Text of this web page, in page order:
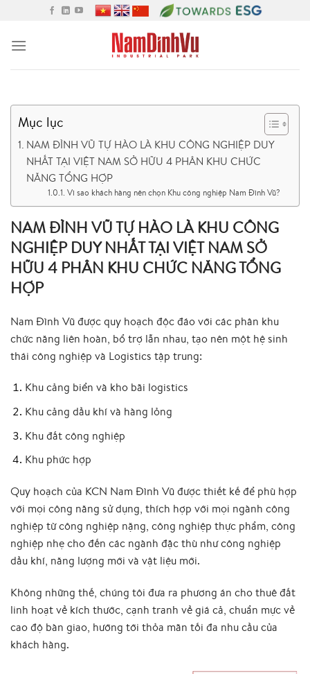
content
Mục lục
NAM ĐÌNH VŨ TỰ HÀO LÀ KHU CÔNG NGHIỆP DUY
NHẤT TẠI VIỆT NAM SỞ HỮU 4 PHÂN KHU CHỨC
NĂNG TỔNG HỢP
Vì sao khách hàng nên chọn Khu công nghiệp Nam Đình Vũ?
NAM ĐÌNH VŨ TỰ HÀO LÀ KHU CÔNG
NGHIỆP DUY NHẤT TẠI VIỆT NAM SỞ
HỮU 4 PHÂN KHU CHỨC NĂNG TỔNG
HỢP
Nam Đình Vũ được quy hoạch độc đáo với các phân khu
chức năng liên hoàn, bổ trợ lẫn nhau, tạo nên một hệ sinh
thái công nghiệp và Logistics tập trung:
Khu cảng biển và kho bãi logistics
Khu cảng dầu khí và hàng lỏng
Khu đất công nghiệp
Khu phức hợp
Quy hoạch của KCN Nam Đình Vũ được thiết kế để phù hợp
với mọi công năng sử dụng, thích hợp với mọi ngành công
nghiệp từ công nghiệp nặng, công nghiệp thực phẩm, công
nghiệp nhẹ cho đến các ngành đặc thù như công nghiệp
dầu khí, năng lượng mới và vật liệu mới.
Không những thế, chúng tôi đưa ra phương án cho thuê đất
linh hoạt về kích thước, cạnh tranh về giá cả, chuẩn mực về
cao độ bàn giao, hướng tới thỏa mãn tối đa nhu cầu của
khách hàng.